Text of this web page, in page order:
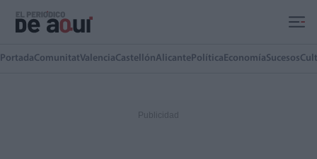
PortadaComunitatValenciaCastellónAlicante Política EconomíaSucesos